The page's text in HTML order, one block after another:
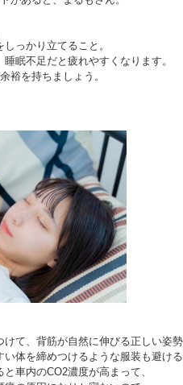
っかり立てること。
眠不足だと疲れやすくなります。
裕を持ちましょう。
て、背筋が自然に伸びる正しい姿
い体を締めつけるような服装も避け
車内のCO2濃度が高まって、